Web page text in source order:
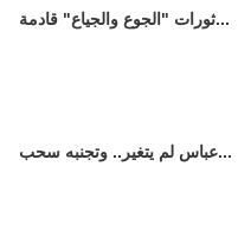
ثورات "الجوع والجياع" قادمة...
عباس لم يتغير.. وتجنبه سحب...